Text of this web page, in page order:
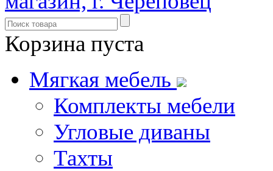
Корзина пуста
Мягкая мебель
Комплекты мебели
Угловые диваны
Тахты